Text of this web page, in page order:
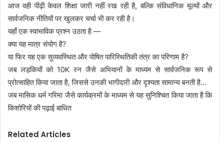
आज वही पीढ़ी केवल शिक्षा जारी नहीं रख रही है, बल्कि संविधानिक मूल्यों और
सार्वजनिक नीतियों पर खुलकर चर्चा भी कर रही है।
यहाँ एक स्वाभाविक प्रश्न उठता है —
क्या यह मात्र संयोग है?
या फिर यह एक सुव्यवस्थित और पोषित पारिस्थितिकी तंत्र का परिणाम है?
जब लड़कियों को 10K रन जैसे अभियानों के माध्यम से सार्वजनिक रूप से
प्रोत्साहित किया जाता है, जिससे उनकी भागीदारी और दृश्यता सामान्य बनती है…
जब मासिक धर्म गरिमा जैसे कार्यक्रमों के माध्यम से यह सुनिश्चित किया जाता है कि
किशोरियों की पढ़ाई बाधित
Related Articles